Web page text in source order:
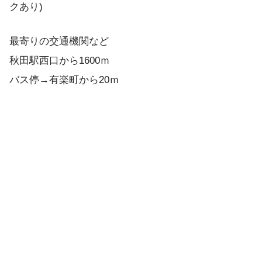
クあり)
最寄りの交通機関など
秋田駅西口から1600ｍ
バス停→有楽町から20ｍ